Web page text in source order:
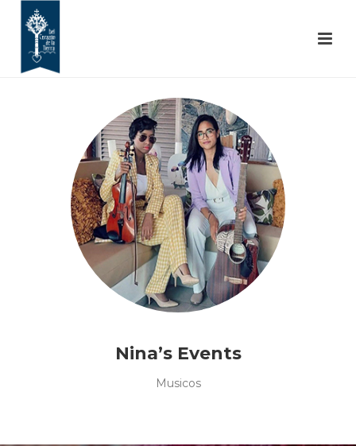
Nina’s Events
Musicos